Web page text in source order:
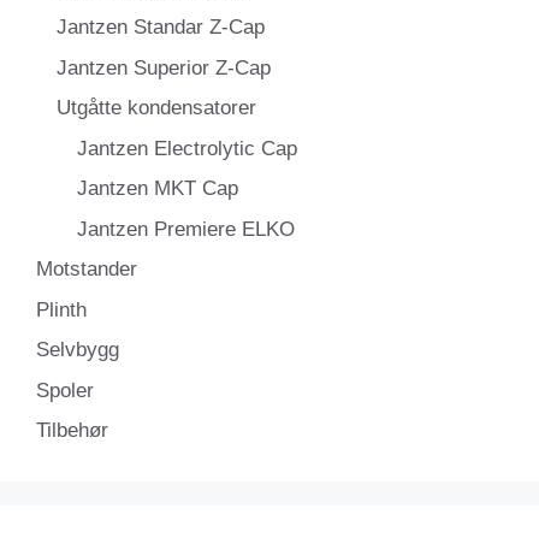
Jantzen Standar Z-Cap
Jantzen Superior Z-Cap
Utgåtte kondensatorer
Jantzen Electrolytic Cap
Jantzen MKT Cap
Jantzen Premiere ELKO
Motstander
Plinth
Selvbygg
Spoler
Tilbehør